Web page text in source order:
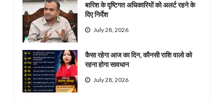
बारिश के दृष्टिगत अधिकारियों को अलर्ट रहने के
दिए निर्देश
July 28, 2026
कैसा रहेगा आज का दिन, कौनसी राशि वालो को
रहना होगा सावधान
July 28, 2026